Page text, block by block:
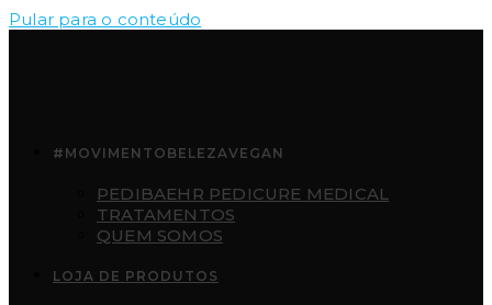
Pular para o conteúdo
#MOVIMENTOBELEZAVEGAN
PEDIBAEHR PEDICURE MEDICAL
TRATAMENTOS
QUEM SOMOS
LOJA DE PRODUTOS